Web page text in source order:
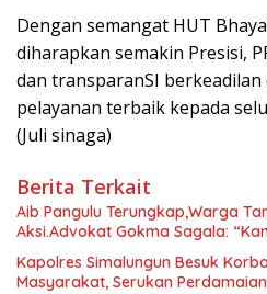
Dengan semangat HUT
diharapkan semakin Presisi,
dan transparanSI
pelayanan terbaik kepada
(Juli sinaga)
Berita Terkait
Aib Pangulu Terungkap,Warga
Aksi.Advokat Gokma Sagala:
Kapolres Simalungun Besuk
Masyarakat, Serukan